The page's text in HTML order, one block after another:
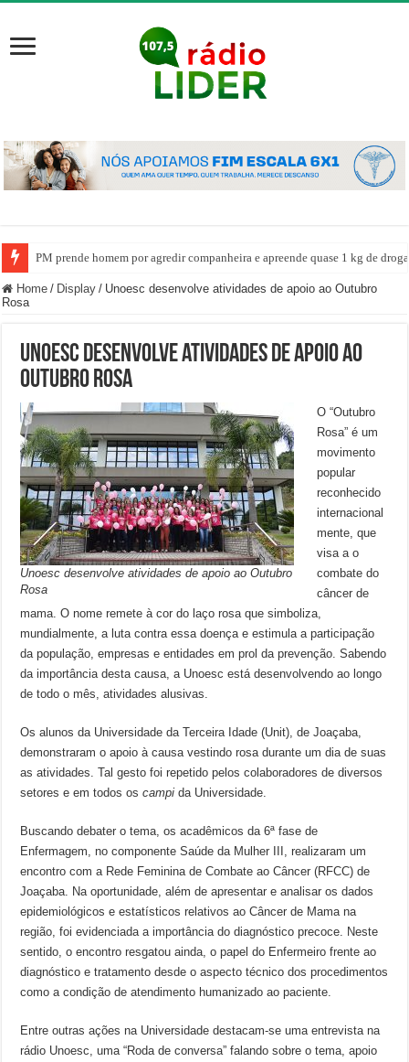
PM prende homem por agredir companheira e apreende quase 1 kg de
Home / Display / Unoesc desenvolve atividades de apoio ao Outubro
Rosa
Unoesc desenvolve atividades de apoio ao
Outubro Rosa
Unoesc desenvolve atividades de apoio ao Outubro
Rosa
O “Outubro
Rosa” é um
movimento
popular
reconhecido
internacional
mente, que
visa a o
combate do
câncer de
mama. O nome remete à cor do laço rosa que simboliza,
mundialmente, a luta contra essa doença e estimula a participação
da população, empresas e entidades em prol da prevenção. Sabendo
da importância desta causa, a Unoesc está desenvolvendo ao longo
de todo o mês, atividades alusivas.
Os alunos da Universidade da Terceira Idade (Unit), de Joaçaba,
demonstraram o apoio à causa vestindo rosa durante um dia de suas
as atividades. Tal gesto foi repetido pelos colaboradores de diversos
setores e em todos oscampida Universidade.
Buscando debater o tema, os acadêmicos da 6ª fase de
Enfermagem, no componente Saúde da Mulher III, realizaram um
encontro com a Rede Feminina de Combate ao Câncer (RFCC) de
Joaçaba. Na oportunidade, além de apresentar e analisar os dados
epidemiológicos e estatísticos relativos ao Câncer de Mama na
região, foi evidenciada a importância do diagnóstico precoce. Neste
sentido, o encontro resgatou ainda, o papel do Enfermeiro frente ao
diagnóstico e tratamento desde o aspecto técnico dos procedimentos
como a condição de atendimento humanizado ao paciente.
Entre outras ações na Universidade destacam-se uma entrevista na
rádio Unoesc, uma “Roda de conversa” falando sobre o tema, apoio